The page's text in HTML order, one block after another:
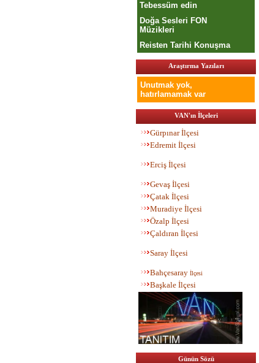
Tebessüm edin
Doğa Sesleri FON
Müzikleri
Reisten Tarihi Konuşma
Araştırma Yazıları
Unutmak yok,
hatırlamamak var
VAN'ın İlçeleri
Gürpınar İlçesi
Edremit İlçesi
Erciş İlçesi
Gevaş İlçesi
Çatak İlçesi
Muradiye İlçesi
Özalp İlçesi
Çaldıran İlçesi
Saray İlçesi
Bahçesaray İlçesi
Başkale İlçesi
Günün Sözü